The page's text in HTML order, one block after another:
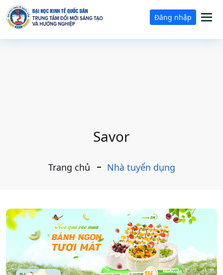
Đăng nhập
Savor
Trang chủ Nhà tuyển dụng